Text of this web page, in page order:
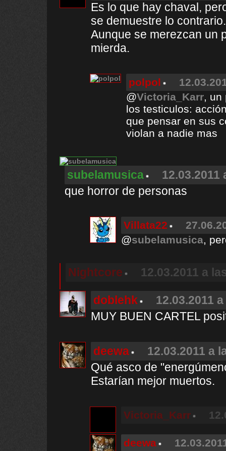
Es lo que hay chaval,
se demuestre lo
Aunque se merezcan un
mierda.
polpol
@Victoria_Karr, un
los testiculos:
que pensar en sus
violan a nadie mas
subelamusica
12.03.2011
que horror de personas
Villata22
@subelamusica,
Nightcore 12.03.2011 a
doblehk
12.03.2011
MUY BUEN CARTEL
deewa
12.03.2011 a
Qué asco de
Estarían mejor muertos.
Victoria_Karr
deewa